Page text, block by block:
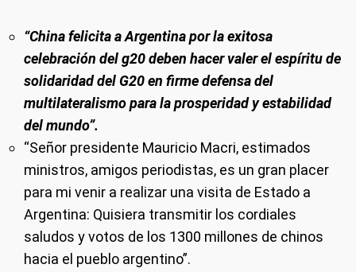
“China felicita a Argentina por la exitosa
celebración del g20 deben hacer valer el espíritu de
solidaridad del G20 en firme defensa del
multilateralismo para la prosperidad y estabilidad
del mundo”.
“Señor presidente Mauricio Macri, estimados
ministros, amigos periodistas, es un gran placer
para mi venir a realizar una visita de Estado a
Argentina: Quisiera transmitir los cordiales
saludos y votos de los 1300 millones de chinos
hacia el pueblo argentino”.